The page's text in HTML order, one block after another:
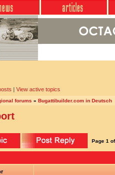
| View active topics
forums » Bugattibuilder.com in Deutsch
Page 1 of